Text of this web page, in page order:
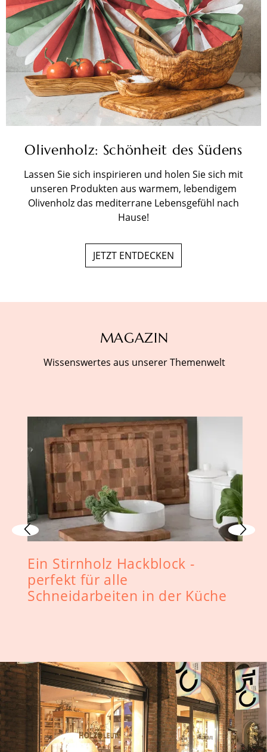
Olivenholz: Schönheit des Südens
Lassen Sie sich inspirieren und holen Sie sich mit
unseren Produkten aus warmem, lebendigem
Olivenholz das mediterrane Lebensgefühl nach
Hause!
JETZT ENTDECKEN
MAGAZIN
Wissenswertes aus unserer Themenwelt
Ein Stirnholz Hackblock -
perfekt für alle
Schneidarbeiten in der Küche